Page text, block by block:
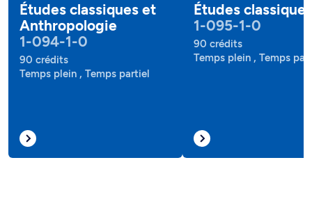
Études classiques et
Anthropologie
1-094-1-0
90 crédits
Temps plein , Temps partiel
Études classiques
1-095-1-0
90 crédits
Temps plein , Temps